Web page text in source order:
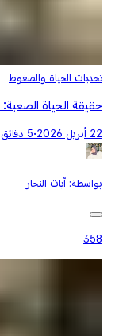
تحديات الحياة والضغوط
حقيقة الحياة
22 أبريل 2026 •5 دقائق للقراءة
بواسطة: آيات النجار
358